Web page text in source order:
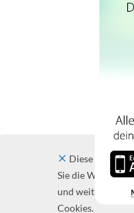
Diese Website
Sie die Website
und weiter
Cookies.